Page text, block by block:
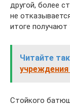
другой, более
не
итоге получают
Читайте
Стойкого